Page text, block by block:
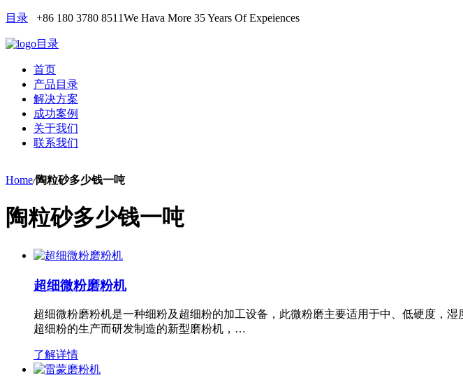
目录 +86 180 3780 8511We Hava More 35 Years Of Expeiences
目录
首页
产品目录
解决方案
成功案例
关于我们
联系我们
Home/陶粒砂多少钱一吨
陶粒砂多少钱一吨
超细微粉磨粉机
超细微粉磨粉机是一种细粉及超细粉的加工设备，此微粉磨主要适用于中、低硬度，
超细粉的生产而研发制造的新型磨粉机，…
了解详情